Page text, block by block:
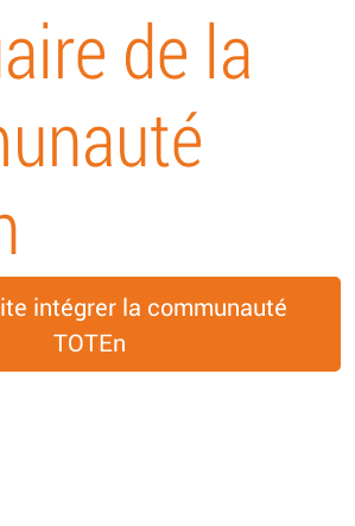
de la
intégrer la communauté
TOTEn